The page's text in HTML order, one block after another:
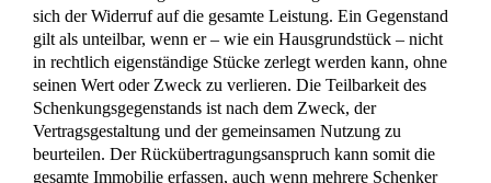
Leistung ab. Die vertragliche Ausgestaltung mit einem
Wohnrecht und einer Gesamtgläubigerschaft sprach eindeutig
gegen getrennt zu betrachtende Anteile.
Gesamtgläubigerschaft heißt in diesem Zusammenhang, dass
jeder der ursprünglichen Schenker die Rückgabe des
gesamten Grundstücks an die Gruppe verlangen kann, statt
nur seinen eigenen rechnerischen Anteil. Folglich wurde die
Sicherungsvormerkung für das gesamte Grundstückmit